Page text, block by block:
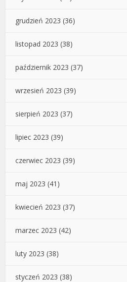
grudzień 2023 (36)
listopad 2023 (38)
październik 2023 (37)
wrzesień 2023 (39)
sierpień 2023 (37)
lipiec 2023 (39)
czerwiec 2023 (39)
maj 2023 (41)
kwiecień 2023 (37)
marzec 2023 (42)
luty 2023 (38)
styczeń 2023 (38)